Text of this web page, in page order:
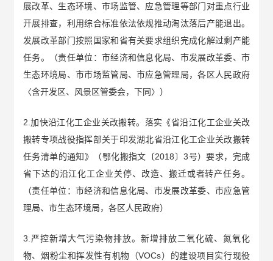
展改革、生态环境、市场监管、应急管理等部门对重点行业
开展排查，利用综合标准依法依规推动淘汰落后产能退出。
发展改革部门按照国家和省有关要求组织完成化解过剩产能
任务。（责任单位：市经济和信息化局、市发展改革委、市
生态环境局、市市场监管局、市应急管理局，各区人民政府
〈含开发区、风景区管委会，下同〉）
2.加快沿江化工企业关改搬转。落实《省沿江化工企业关改
搬转专项战役指挥部关于印发湖北省沿江化工企业关改搬转
任务清单的通知》（鄂化搬指文〔2018〕3号）要求，完成
省下达的沿江化工企业关停、改造、搬迁或者转产任务。
（责任单位：市经济和信息化局、市发展改革委、市应急管
理局、市生态环境局，各区人民政府）
3.严控新增大气污染物排放。新增排放二氧化硫、氮氧化
物、烟粉尘和挥发性有机物（VOCs）的建设项目实行现役